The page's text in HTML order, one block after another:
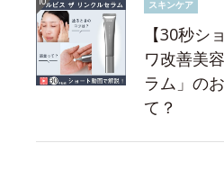
スキンケア
【30秒シ
ワ改善美
ラム」の
て？